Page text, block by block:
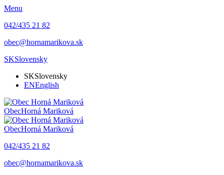
Menu
042/435 21 82
obec@hornamarikova.sk
SKSlovensky
SKSlovensky
ENEnglish
ObecHorná Mariková
ObecHorná Mariková
042/435 21 82
obec@hornamarikova.sk